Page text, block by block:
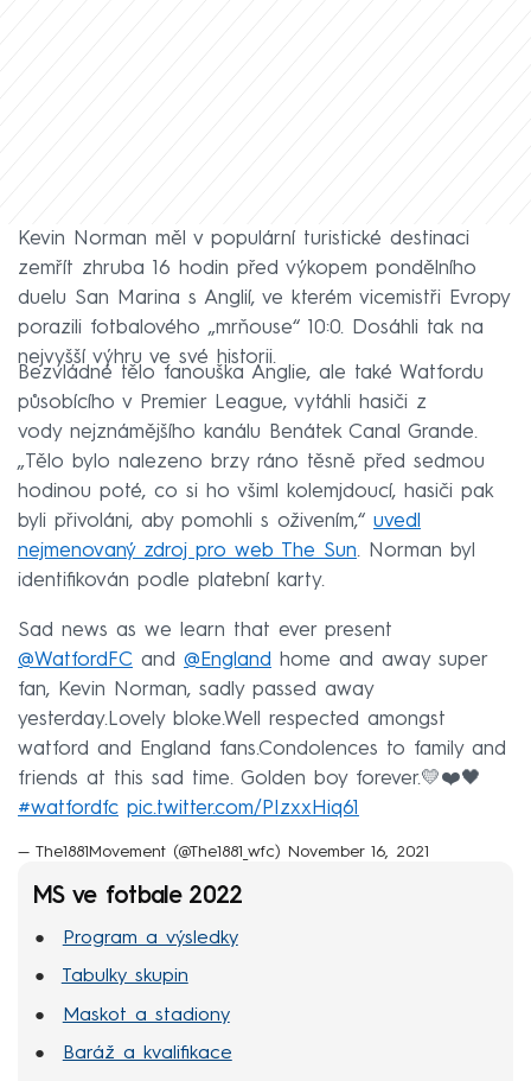
Kevin Norman měl v populární turistické destinaci
zemřít zhruba 16 hodin před výkopem pondělního
duelu San Marina s Anglií, ve kterém vicemistři Evropy
porazili fotbalového „mrňouse“ 10:0. Dosáhli tak na
nejvyšší výhru ve své historii.
Bezvládné tělo fanouška Anglie, ale také Watfordu
působícího v Premier League, vytáhli hasiči z
vody nejznámějšího kanálu Benátek Canal Grande.
„Tělo bylo nalezeno brzy ráno těsně před sedmou
hodinou poté, co si ho všiml kolemjdoucí, hasiči pak
byli přivoláni, aby pomohli s oživením,“ uvedl
nejmenovaný zdroj pro web The Sun. Norman byl
identifikován podle platební karty.
Sad news as we learn that ever present
@WatfordFC and @England
home and away super
fan, Kevin Norman, sadly passed away
yesterday.Lovely bloke.Well respected amongst
watford and England fans.Condolences to family and
friends at this sad time. Golden boy forever.💛❤️🖤
#watfordfc pic.twitter.com/PIzxxHiq61
— The1881Movement (@The1881_wfc) November 16, 2021
MS ve fotbale 2022
Program a výsledky
Tabulky skupin
Maskot a stadiony
Baráž a kvalifikace